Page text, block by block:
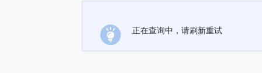
正在查询中，请刷新重试